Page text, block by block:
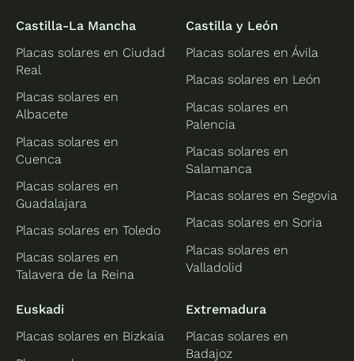
Castilla-La Mancha
Placas solares en Ciudad
Real
Placas solares en
Albacete
Placas solares en
Cuenca
Placas solares en
Guadalajara
Placas solares en Toledo
Placas solares en
Talavera de la Reina
Castilla y León
Placas solares en Ávila
Placas solares en León
Placas solares en
Palencia
Placas solares en
Salamanca
Placas solares en Segovia
Placas solares en Soria
Placas solares en
Valladolid
Euskadi
Placas solares en Bizkaia
Extremadura
Placas solares en
Badajoz